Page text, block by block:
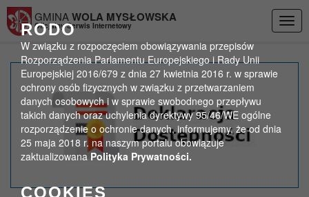
RODO
W związku z rozpoczęciem obowiązywania przepisów
Rozporządzenia Parlamentu Europejskiego i Rady Unii
Europejskiej 2016/679 z dnia 27 kwietnia 2016 r. w sprawie
ochrony osób fizycznych w związku z przetwarzaniem
danych osobowych i w sprawie swobodnego przepływu
takich danych oraz uchylenia dyrektywy 95/46/WE ogólne
rozporządzenie o ochronie danych, informujemy, że od dnia
25 maja 2018 r. na naszym portalu obowiązuje
zaktualizowanaPolityka Prywatności.
COOKIES
GMINA WOLA MYSŁOWSKA
Oficjalny Serwis Internetowy
Drogowcy w
Ciechominie i Baczkowie
Strona główna > Aktualności >
Drogowcy w Ciechominie i Baczkowie